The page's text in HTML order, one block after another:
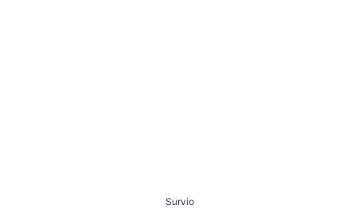
Survio